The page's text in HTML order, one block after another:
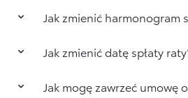
Po rozliczeniu spłaty bank w
potwierdzające to
pojazdu, otrzymasz ją wraz
Jak zmienić harmonogram
Zgłoś taką dyspozycję,
Jak zmienić datę spłaty
Zgłoś taką dyspozycję,
Jak mogę zawrzeć umowę